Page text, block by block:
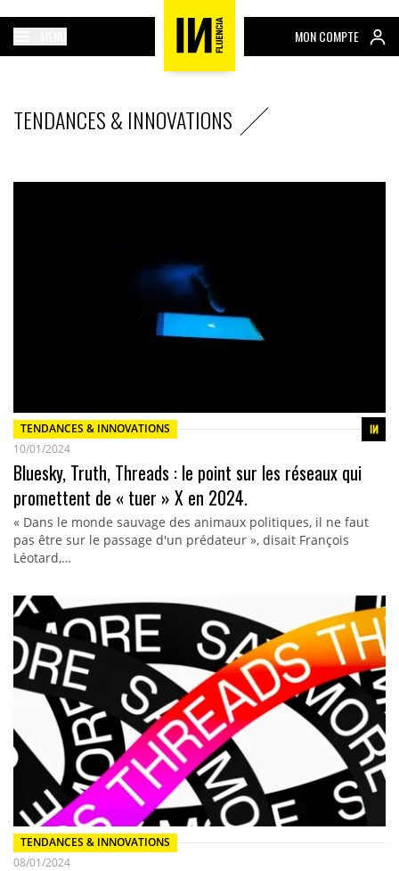
MON COMPTE
TENDANCES & INNOVATIONS
TENDANCES & INNOVATIONS
10/01/2024
Bluesky, Truth, Threads : le point sur les réseaux qui
promettent de « tuer » X en 2024.
« Dans le monde sauvage des animaux politiques, il ne faut
pas être sur le passage d'un prédateur », disait François
Léotard,…
TENDANCES & INNOVATIONS
08/01/2024